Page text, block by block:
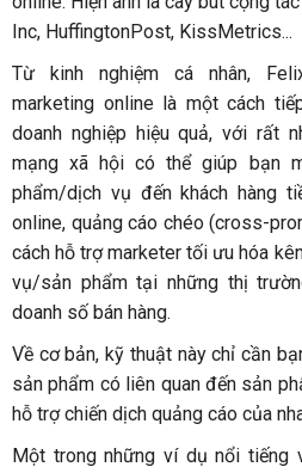
Inc, HuffingtonPost, KissMetrics...
Từ kinh nghiệm cá nhân,
marketing online là một cách
doanh nghiệp hiệu quả, với rất
mạng xã hội có thể giúp bạn
phẩm/dịch vụ đến khách hàng
online, quảng cáo chéo (cross-
cách hỗ trợ marketer tối ưu hóa
vụ/sản phẩm tại những thị
doanh số bán hàng.
Về cơ bản, kỹ thuật này chỉ cần
sản phẩm có liên quan đến sản
hỗ trợ chiến dịch quảng cáo của
Một trong những ví dụ nổi tiếng